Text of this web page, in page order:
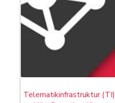
Telematikinfrastruktur